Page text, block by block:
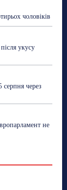
чоловіків
укусу
через
не